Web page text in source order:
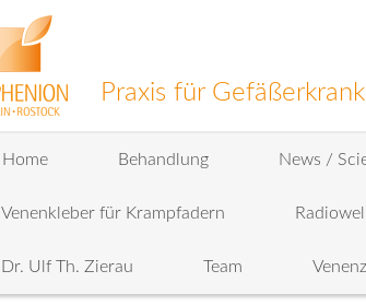
Praxis für
Home Behandlung News /
Venenkleber für Krampfadern
Dr. Ulf Th. Zierau Team